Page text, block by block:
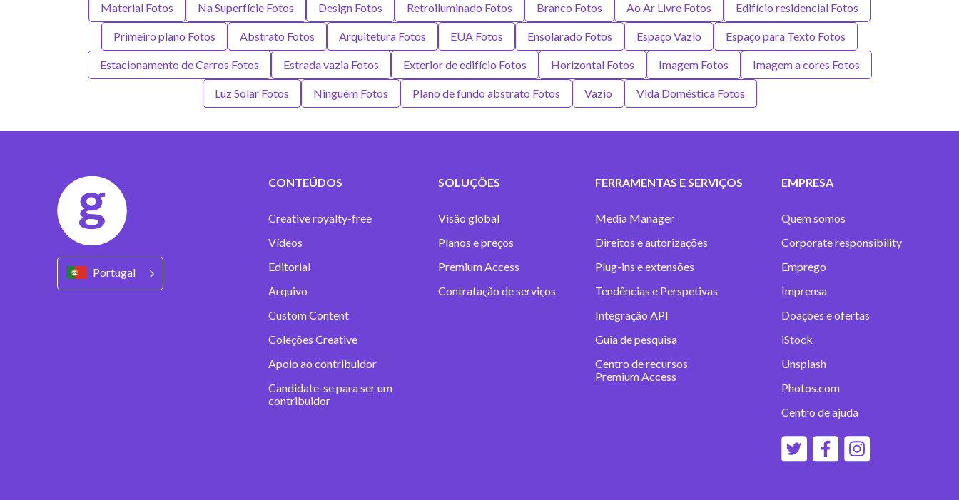
Material Fotos Na Superfície Fotos Design Fotos Retroiluminado Fotos Branco Fotos Ao Ar Livre Fotos Edifício residencial Fotos
Primeiro plano Fotos Abstrato Fotos Arquitetura Fotos EUA Fotos Ensolarado Fotos Espaço Vazio Espaço para Texto Fotos
Estacionamento de Carros Fotos Estrada vazia Fotos Exterior de edifício Fotos Horizontal Fotos Imagem Fotos Imagem a cores Fotos
Luz Solar Fotos Ninguém Fotos Plano de fundo abstrato Fotos Vazio Vida Doméstica Fotos
Portugal
CONTEÚDOS
Creative royalty-free
Vídeos
Editorial
Arquivo
Custom Content
Coleções Creative
Apoio ao contribuidor
Candidate-se para ser um
contribuidor
SOLUÇÕES
Visão global
Planos e preços
Premium Access
Contratação de serviços
FERRAMENTAS E SERVIÇOS
Media Manager
Direitos e autorizações
Plug-ins e extensões
Tendências e Perspetivas
Integração API
Guia de pesquisa
Centro de recursos
Premium Access
EMPRESA
Quem somos
Corporate responsibility
Emprego
Imprensa
Doações e ofertas
iStock
Unsplash
Photos.com
Centro de ajuda